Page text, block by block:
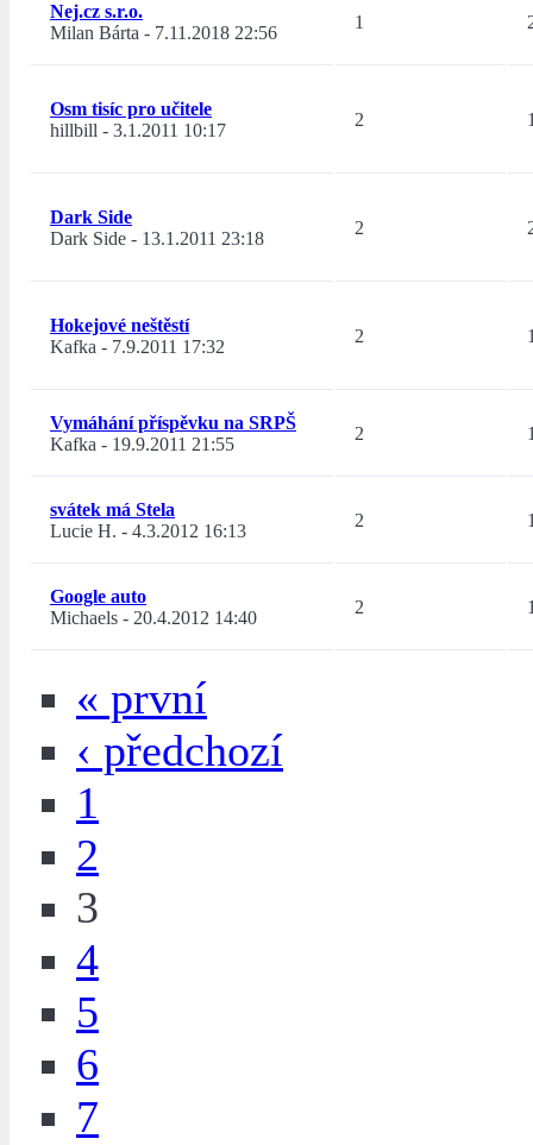
Nej.cz s.r.o.
Milan Bárta - 7.11.2018 22:56
1
Osm tisíc pro učitele
hillbill - 3.1.2011 10:17
2
Dark Side
Dark Side - 13.1.2011 23:18
2
Hokejové neštěstí
Kafka - 7.9.2011 17:32
2
Vymáhání příspěvku na SRPŠ
Kafka - 19.9.2011 21:55
2
svátek má Stela
Lucie H. - 4.3.2012 16:13
2
Google auto
Michaels - 20.4.2012 14:40
2
« první
‹ předchozí
1
2
3
4
5
6
7